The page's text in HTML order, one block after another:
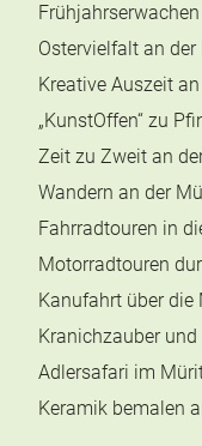
Ostervielfalt an
Kreative Auszeit
„KunstOffen“ zu
Zeit zu Zweit an
Wandern an der
Fahrradtouren in
Motorradtouren
Kanufahrt über die
Kranichzauber
Adlersafari im
Keramik bemalen